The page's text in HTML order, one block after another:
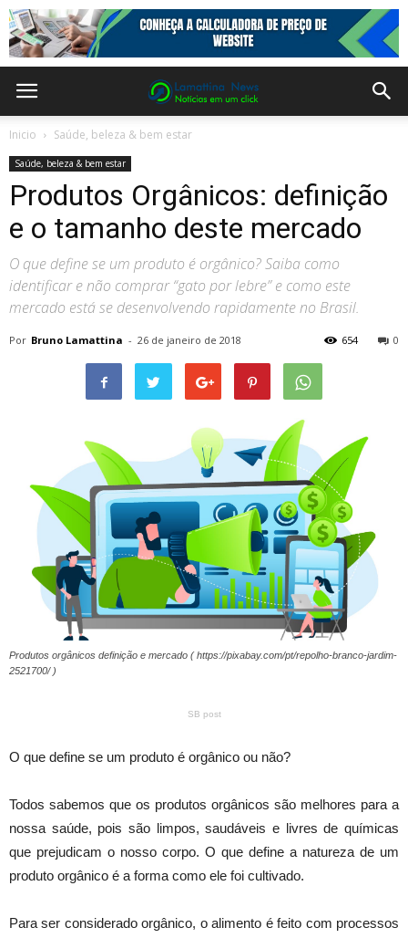
Inicio Saúde, beleza & bem estar
Saúde, beleza & bem estar
Produtos Orgânicos: definição
e o tamanho deste mercado
O que define se um produto é orgânico? Saiba como
identificar e não comprar “gato por lebre” e como este
mercado está se desenvolvendo rapidamente no Brasil.
Por Bruno Lamattina - 26 de janeiro de 2018 0
654
Produtos orgânicos definição e mercado ( https://pixabay.com/pt/repolho-branco-jardim-
2521700/ )
SB post
O que define se um produto é orgânico ou não?
Todos sabemos que os produtos orgânicos são melhores para a
nossa saúde, pois são limpos, saudáveis e livres de químicas
que prejudicam o nosso corpo. O que define a natureza de um
produto orgânico é a forma como ele foi cultivado.
Para ser considerado orgânico, o alimento é feito com processos